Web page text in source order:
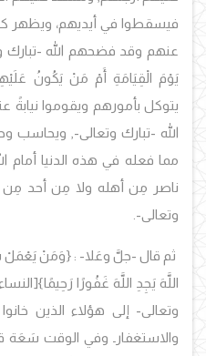
فيسقطوا في أيديهم، ويظهر
عنهم وقد فضحهم الله -تبارك
يَوْمَ الْقِيَامَةِ أَمْ مَنْ يَكُونُ
يتوكل بأمورهم ويقوموا
الله -تبارك وتعالى-, ويحاسب
مما فعله في هذه الدنيا أمام
ناصر مِن أهله ولا مِن أحد مِن
وتعالى-.
ثم قال -جلَّ وعَلا- : {وَمَنْ يَعْمَلْ
اللَّهَ يَجِدِ اللَّهَ غَفُورًا رَحِيمًا}
وتعالى- إلى هؤلاء الذين
والاستغفارـ وفي الوقت سَعَة